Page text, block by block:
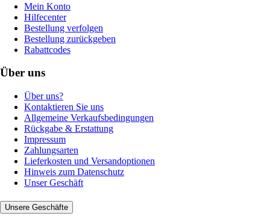
Mein Konto
Hilfecenter
Bestellung verfolgen
Bestellung zurückgeben
Rabattcodes
Über uns
Über uns?
Kontaktieren Sie uns
Allgemeine Verkaufsbedingungen
Rückgabe & Erstattung
Impressum
Zahlungsarten
Lieferkosten und Versandoptionen
Hinweis zum Datenschutz
Unser Geschäft
Unsere Geschäfte